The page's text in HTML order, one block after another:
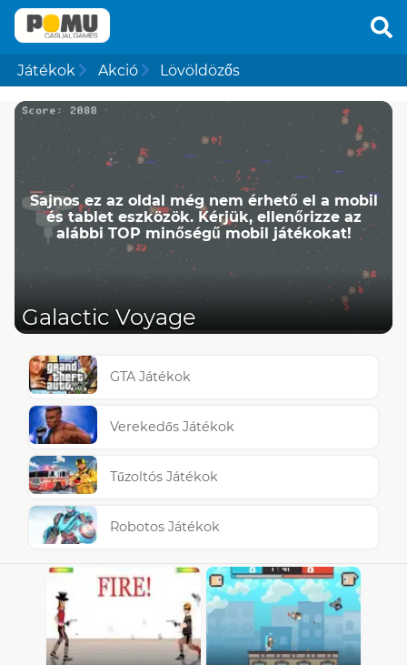
Játékok Akció Lövöldözős
Sajnos ez az oldal még nem érhető el a mobil
és tablet eszközök. Kérjük, ellenőrizze az
alábbi TOP minőségű mobil játékokat!
Galactic Voyage
GTA Játékok
Verekedős Játékok
Tűzoltós Játékok
Robotos Játékok